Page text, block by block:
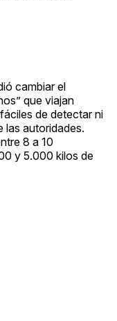
cambiar el
que viajan
de detectar ni
las autoridades.
8 a 10
y 5.000 kilos de